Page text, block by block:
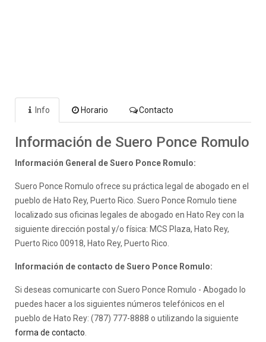
Info Horario Contacto
Información de Suero Ponce Romulo
Información General de Suero Ponce Romulo:
Suero Ponce Romulo ofrece su práctica legal de abogado en el
pueblo de Hato Rey, Puerto Rico. Suero Ponce Romulo tiene
localizado sus oficinas legales de abogado en Hato Rey con la
siguiente dirección postal y/o física: MCS Plaza, Hato Rey,
Puerto Rico 00918, Hato Rey, Puerto Rico.
Información de contacto de Suero Ponce Romulo:
Si deseas comunicarte con Suero Ponce Romulo - Abogado lo
puedes hacer a los siguientes números telefónicos en el
pueblo de Hato Rey: (787) 777-8888 o utilizando la siguiente
forma de contacto